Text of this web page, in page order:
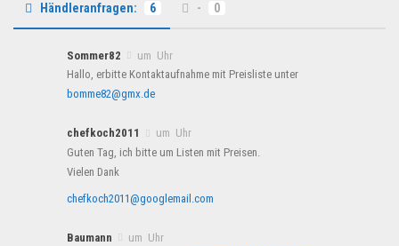
Händleranfragen: 6 - 0
Sommer82
um Uhr
Hallo, erbitte Kontaktaufnahme mit Preisliste unter
bomme82@gmx.de
chefkoch2011
um Uhr
Guten Tag, ich bitte um Listen mit Preisen.
Vielen Dank
chefkoch2011@googlemail.com
Baumann
um Uhr